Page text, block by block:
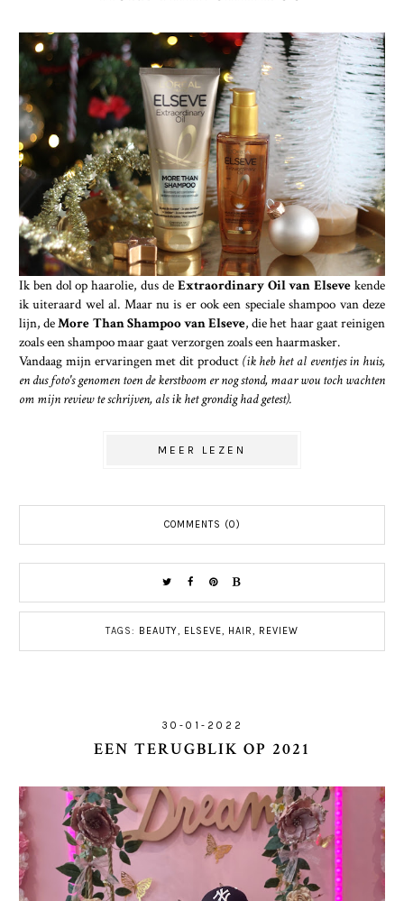
Ik ben dol op haarolie, dus de Extraordinary Oil van Elseve kende
ik uiteraard wel al. Maar nu is er ook een speciale shampoo van deze
lijn, deMore Than Shampoo van Elseve, die het haar gaat reinigen
zoals een shampoo maar gaat verzorgen zoals een haarmasker.
Vandaag mijn ervaringen met dit product (ik heb het al eventjes in huis,
en dus foto's genomen toen de kerstboom er nog stond, maar wou toch wachten
om mijn review te schrijven, als ik het grondig had getest).
MEER LEZEN
COMMENTS (0)
TAGS: BEAUTY, ELSEVE, HAIR, REVIEW
30-01-2022
EEN TERUGBLIK OP 2021